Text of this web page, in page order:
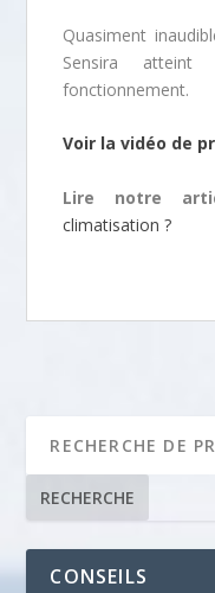
Quasiment
Sensira atteint
fonctionnement.
Voir la vidéo de
Lire notre
climatisation ?
RECHERCHE
CONSEILS